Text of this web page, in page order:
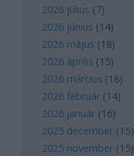
2026 július (7)
2026 június (14)
2026 május (18)
2026 április (15)
2026 március (18)
2026 február (14)
2026 január (16)
2025 december (15)
2025 november (15)